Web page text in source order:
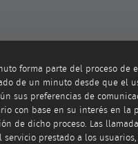
forma parte del proceso de
de un minuto desde que el
sus preferencias de
con base en su interés en
de dicho proceso. Las
prestado a los